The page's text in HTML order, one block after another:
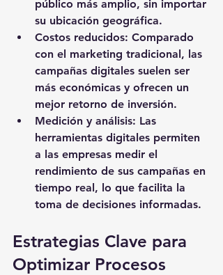
público más amplio, sin importar
su ubicación geográfica.
Costos reducidos: Comparado
con el marketing tradicional, las
campañas digitales suelen ser
más económicas y ofrecen un
mejor retorno de inversión.
Medición y análisis: Las
herramientas digitales permiten
a las empresas medir el
rendimiento de sus campañas en
tiempo real, lo que facilita la
toma de decisiones informadas.
Estrategias Clave para
Optimizar Procesos